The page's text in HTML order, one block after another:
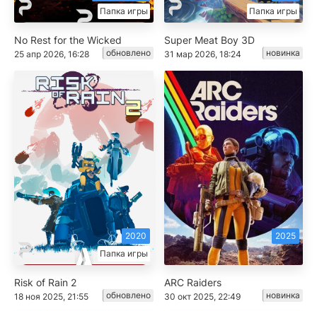
Папка игры
No Rest for the Wicked
25 апр 2026, 16:28 обновлено
Папка игры
Super Meat Boy 3D
31 мар 2026, 18:24 новинка
Папка игры
2020
Risk of Rain 2
18 ноя 2025, 21:55 обновлено
2025
ARC Raiders
30 окт 2025, 22:49 новинка